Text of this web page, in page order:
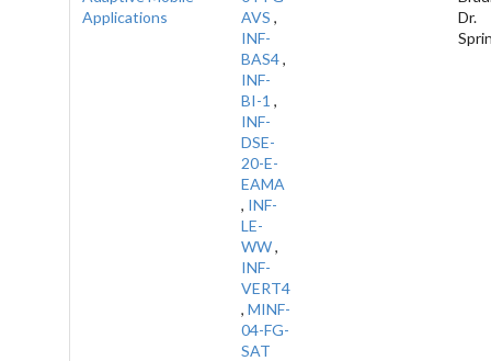
Applications
AVS ,
INF-
BAS4,
INF-
BI-1 ,
INF-
DSE-
20-E-
EAMA
, INF-
LE-
WW,
INF-
VERT4
, MINF-
04-FG-
SAT
Dr.